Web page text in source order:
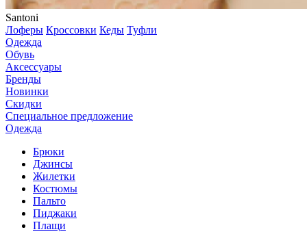
Santoni
Лоферы Кроссовки Кеды Туфли
Одежда
Обувь
Аксессуары
Бренды
Новинки
Скидки
Специальное предложение
Одежда
Брюки
Джинсы
Жилетки
Костюмы
Пальто
Пиджаки
Плащи